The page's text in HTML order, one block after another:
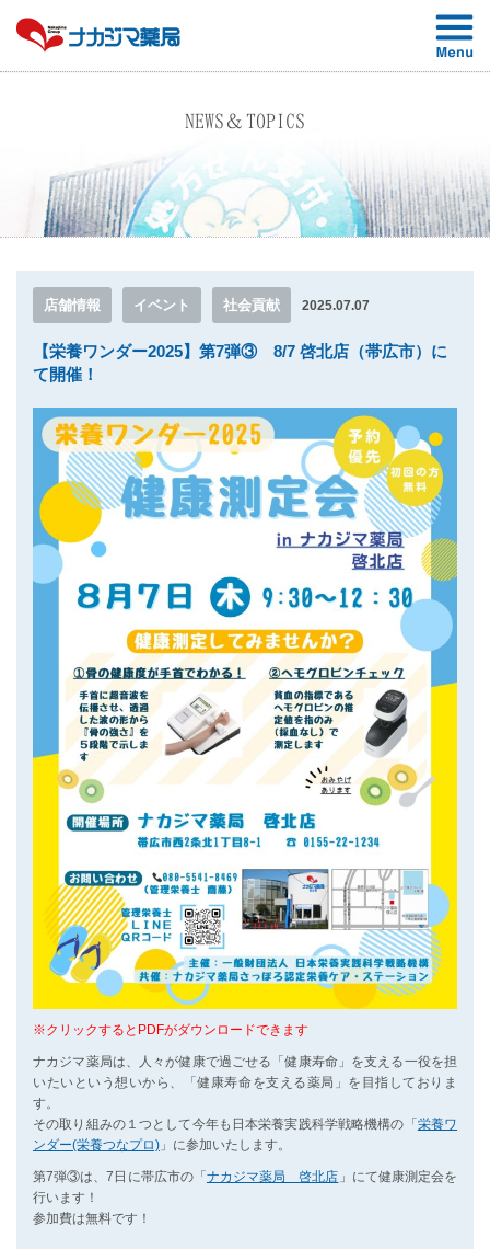
NEWS＆TOPICS
店舗情報 イベント 社会貢献 2025.07.07
【栄養ワンダー2025】第7弾③ 8/7 啓北店（帯広市）に
て開催！
※クリックするとPDFがダウンロードできます
ナカジマ薬局は、人々が健康で過ごせる「健康寿命」を支える一役を担
いたいという想いから、「健康寿命を支える薬局」を目指しておりま
す。
その取り組みの１つとして今年も日本栄養実践科学戦略機構の「栄養ワ
ンダー(栄養つなプロ) 」に参加いたします。
第7弾③は、7日に帯広市の「ナカジマ薬局 啓北店 」にて健康測定会を
行います！
参加費は無料です！